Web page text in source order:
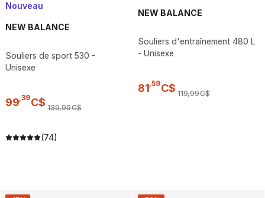
Nouveau
NEW BALANCE
Souliers de sport 530 -
Unisexe
99,39C$ 139,99C$
(74)
NEW BALANCE
Souliers d'entraînement 480 L
- Unisexe
81,59C$ 119,99C$